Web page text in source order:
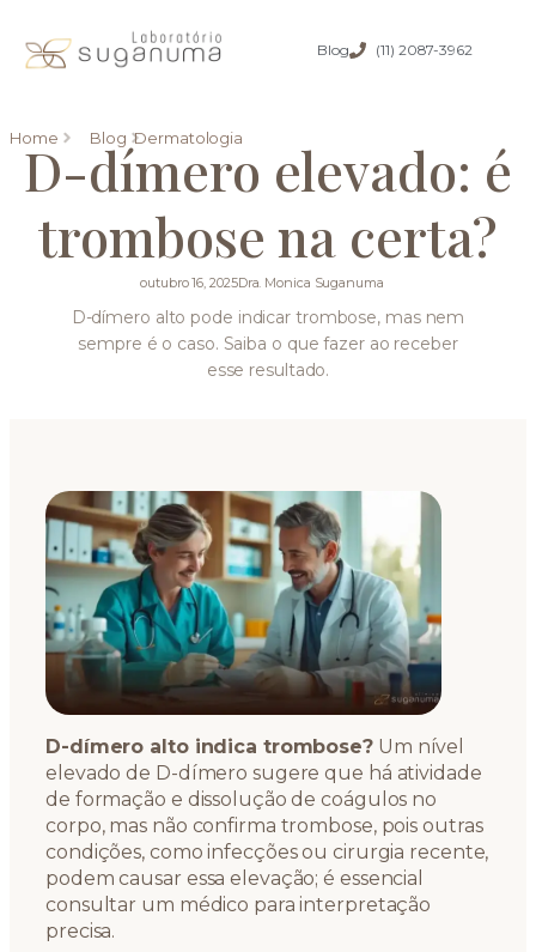
Blog (11) 2087-3962
Home Blog Dermatologia
D-dímero elevado: é
trombose na certa?
outubro 16, 2025Dra. Monica Suganuma
D-dímero alto pode indicar trombose, mas nem
sempre é o caso. Saiba o que fazer ao receber
esse resultado.
D-dímero alto indica trombose? Um nível
elevado de D-dímero sugere que há atividade
de formação e dissolução de coágulos no
corpo, mas não confirma trombose, pois outras
condições, como infecções ou cirurgia recente,
podem causar essa elevação; é essencial
consultar um médico para interpretação
precisa.